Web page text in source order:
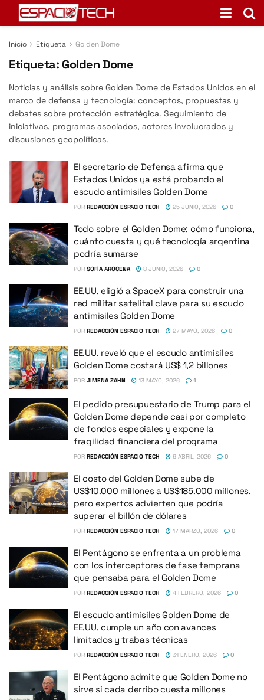
Inicio Etiqueta Golden Dome
Etiqueta: Golden Dome
Noticias y análisis sobre Golden Dome de Estados Unidos en el
marco de defensa y tecnología: conceptos, propuestas y
debates sobre protección estratégica. Seguimiento de
iniciativas, programas asociados, actores involucrados y
discusiones geopolíticas.
El secretario de Defensa afirma que
Estados Unidos ya está probando el
escudo antimisiles Golden Dome
POR REDACCIÓN ESPACIO TECH 25 JUNIO, 2026 0
Todo sobre el Golden Dome: cómo funciona,
cuánto cuesta y qué tecnología argentina
podría sumarse
POR SOFÍA AROCENA 8 JUNIO, 2026 0
EE.UU. eligió a SpaceX para construir una
red militar satelital clave para su escudo
antimisiles Golden Dome
POR REDACCIÓN ESPACIO TECH 27 MAYO, 2026 0
EE.UU. reveló que el escudo antimisiles
Golden Dome costará US$ 1,2 billones
POR JIMENA ZAHN 13 MAYO, 2026 1
El pedido presupuestario de Trump para el
Golden Dome depende casi por completo
de fondos especiales y expone la
fragilidad financiera del programa
POR REDACCIÓN ESPACIO TECH 6 ABRIL, 2026 0
El costo del Golden Dome sube de
US$10.000 millones a US$185.000 millones,
pero expertos advierten que podría
superar el billón de dólares
POR REDACCIÓN ESPACIO TECH 17 MARZO, 2026 0
El Pentágono se enfrenta a un problema
con los interceptores de fase temprana
que pensaba para el Golden Dome
POR REDACCIÓN ESPACIO TECH 4 FEBRERO, 2026 0
El escudo antimisiles Golden Dome de
EE.UU. cumple un año con avances
limitados y trabas técnicas
POR REDACCIÓN ESPACIO TECH 31 ENERO, 2026 0
El Pentágono admite que Golden Dome no
sirve si cada derribo cuesta millones